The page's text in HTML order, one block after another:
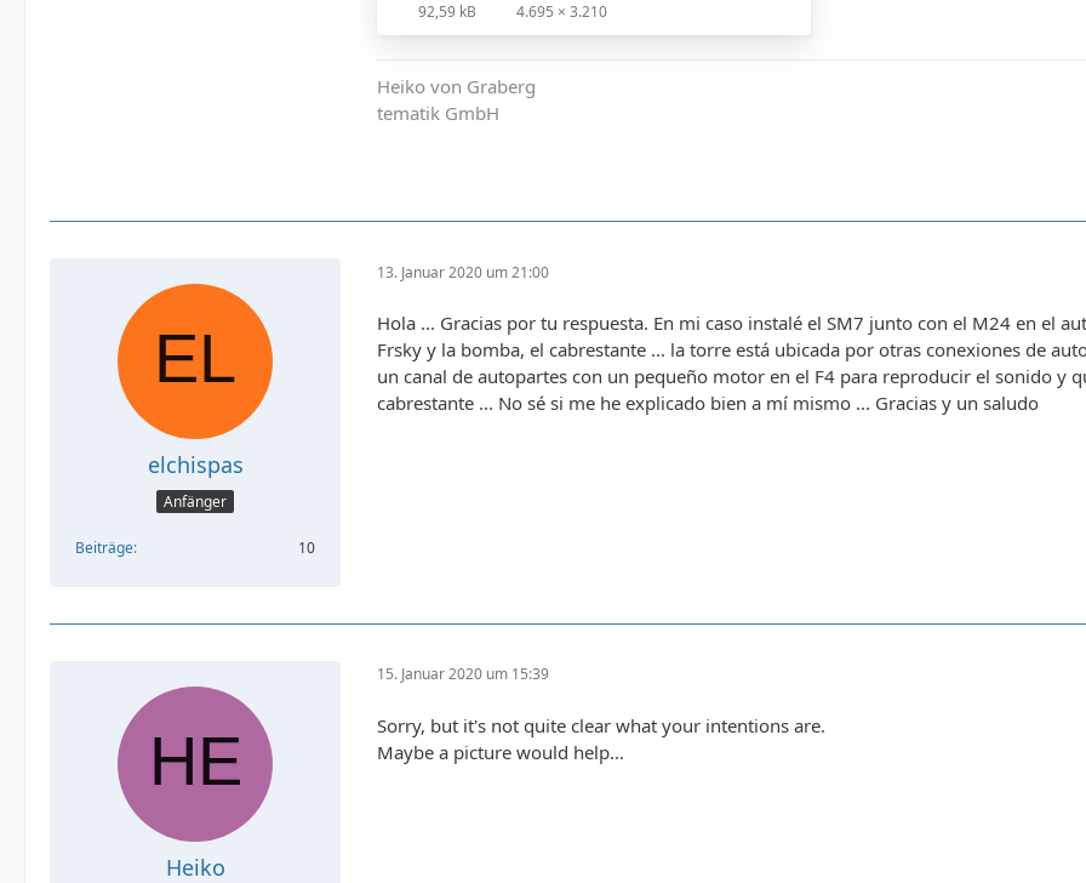
92,59 kB 4.695 × 3.210
Heiko von Graberg
tematik GmbH
elchispas
Anfänger
Beiträge 10
13. Januar 2020 um 21:00
Hola ... Gracias por tu respuesta. En mi caso instalé el SM7 junto con el M24 en el
Frsky y la bomba, el cabrestante ... la torre está ubicada por otras conexiones de
un canal de autopartes con un pequeño motor en el F4 para reproducir el sonido y
cabrestante ... No sé si me he explicado bien a mí mismo ... Gracias y un saludo
Heiko
15. Januar 2020 um 15:39
Sorry, but it's not quite clear what your intentions are.
Maybe a picture would help...